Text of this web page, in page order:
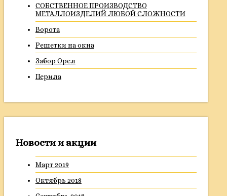
СОБСТВЕННОЕ ПРОИЗВОДСТВО
МЕТАЛЛОИЗДЕЛИЙ ЛЮБОЙ СЛОЖНОСТИ
Ворота
Решетки на окна
Забор Орел
Перила
Новости и акции
Март 2019
Октябрь 2018